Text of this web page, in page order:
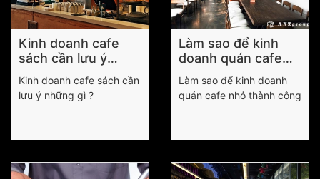
Kinh doanh cafe
sách cần lưu ý
những gì ?
Kinh doanh cafe sách cần
lưu ý những gì ?
Làm sao để kinh
doanh quán cafe
nhỏ thành công
Làm sao để kinh doanh
quán cafe nhỏ thành công